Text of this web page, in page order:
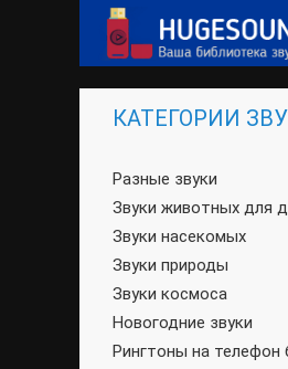
КАТЕГОРИИ
Разные звуки
Звуки животных для
Звуки насекомых
Звуки природы
Звуки космоса
Новогодние звуки
Рингтоны на телефон